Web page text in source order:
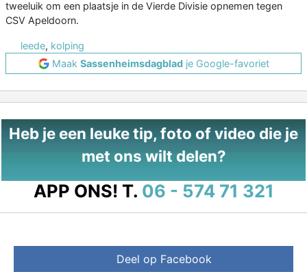
tweeluik om een plaatsje in de Vierde Divisie opnemen tegen
CSV Apeldoorn.
leede, kolping
Maak Sassenheimsdagbladje Google-favoriet
Heb je een leuke tip, foto of video die je
met ons wilt delen?
APP ONS! T. 06 - 574 71 321
Deel op Facebook